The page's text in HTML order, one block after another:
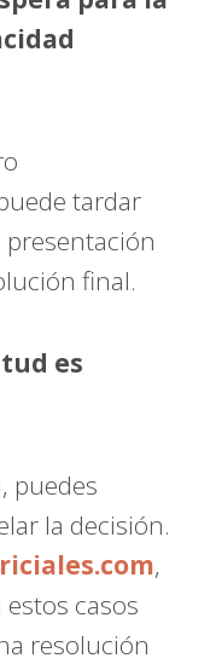
tardar
presentación
final.
es
puedes
la decisión.
,
casos
resolución